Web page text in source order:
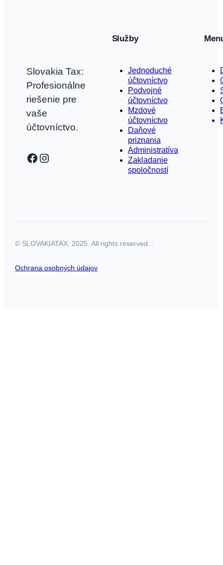
Slovakia Tax:
Profesionálne
riešenie pre
vaše
účtovníctvo.
Facebook
Instagram
Služby
Jednoduché
účtovníctvo
Podvojné
účtovníctvo
Mzdové
účtovníctvo
Daňové
priznania
Administratíva
Zakladanie
spoločností
© SLOVAKIATAX, 2025. All rights reserved.
Ochrana osobných údajov